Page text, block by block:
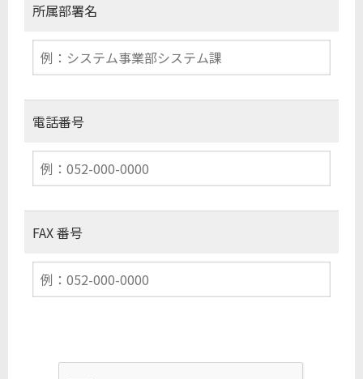
所属部署名
電話番号
FAX 番号